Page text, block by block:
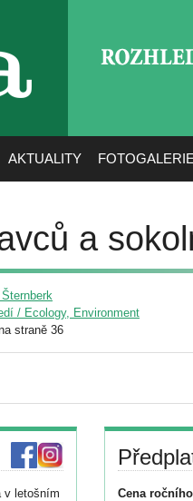
AKTUALITY
a
/ Ecology, Environment
straně 36
v letošním
Cena